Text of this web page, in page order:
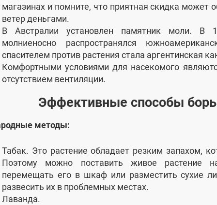
магазинах и помните, что приятная скидка
ветер деньгами.
В Австралии установлен памятник моли. В
молниеносно распространялся
спасителем против растения стала аргентинская
Комфортными условиями для насекомого
отсутствием вентиляции.
Эффективные способы
методы:
Табак. Это растение обладает резким запахом,
Поэтому можно поставить живое растение
перемещать его в шкаф или разместить сухие
развесить их в проблемных местах.
Лаванда.